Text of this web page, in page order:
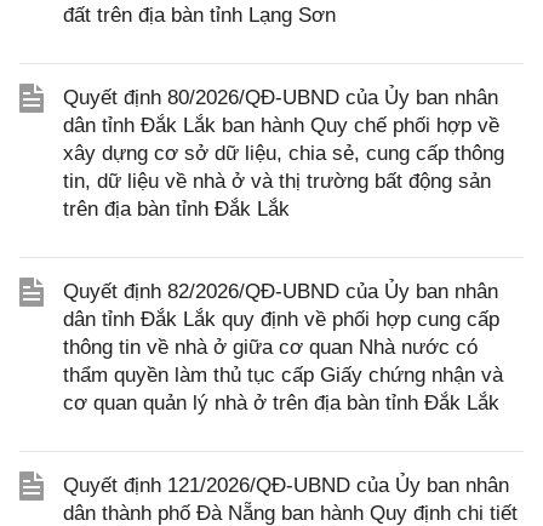
đất trên địa bàn tỉnh Lạng Sơn
Quyết định 80/2026/QĐ-UBND của Ủy ban nhân
dân tỉnh Đắk Lắk ban hành Quy chế phối hợp về
xây dựng cơ sở dữ liệu, chia sẻ, cung cấp thông
tin, dữ liệu về nhà ở và thị trường bất động sản
trên địa bàn tỉnh Đắk Lắk
Quyết định 82/2026/QĐ-UBND của Ủy ban nhân
dân tỉnh Đắk Lắk quy định về phối hợp cung cấp
thông tin về nhà ở giữa cơ quan Nhà nước có
thẩm quyền làm thủ tục cấp Giấy chứng nhận và
cơ quan quản lý nhà ở trên địa bàn tỉnh Đắk Lắk
Quyết định 121/2026/QĐ-UBND của Ủy ban nhân
dân thành phố Đà Nẵng ban hành Quy định chi tiết